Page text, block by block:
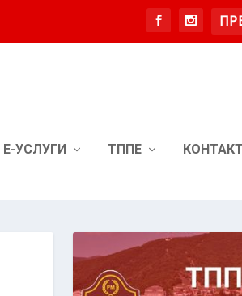
Е-УСЛУГИ ТППЕ КОНТАКТ